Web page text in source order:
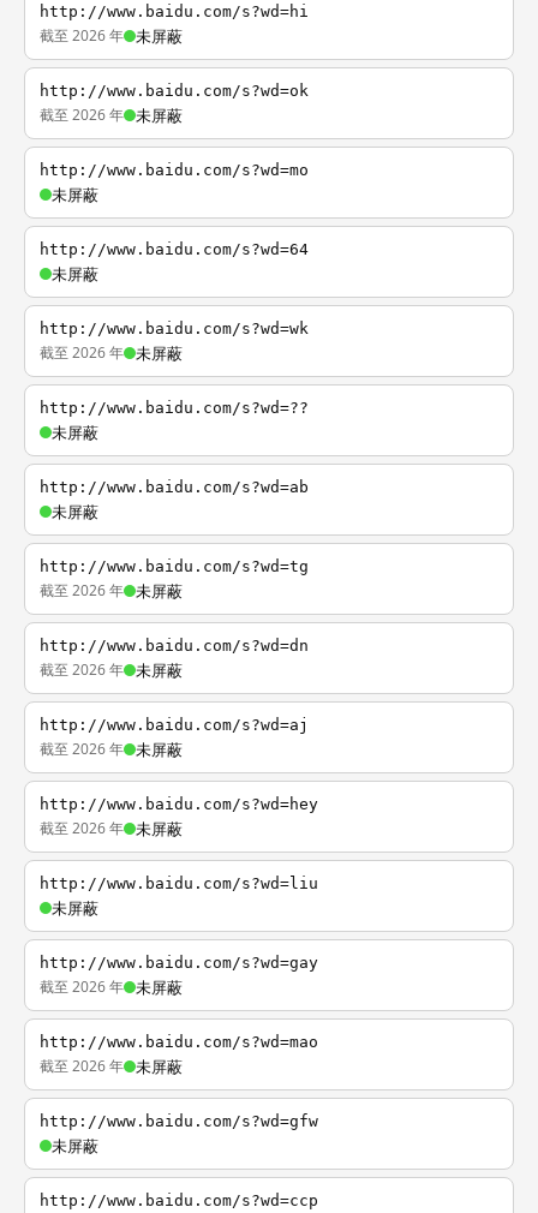
http://www.baidu.com/s?wd=hi
截至 2026 年 未屏蔽
http://www.baidu.com/s?wd=ok
截至 2026 年 未屏蔽
http://www.baidu.com/s?wd=mo
未屏蔽
http://www.baidu.com/s?wd=64
未屏蔽
http://www.baidu.com/s?wd=wk
截至 2026 年 未屏蔽
http://www.baidu.com/s?wd=??
未屏蔽
http://www.baidu.com/s?wd=ab
未屏蔽
http://www.baidu.com/s?wd=tg
截至 2026 年 未屏蔽
http://www.baidu.com/s?wd=dn
截至 2026 年 未屏蔽
http://www.baidu.com/s?wd=aj
截至 2026 年 未屏蔽
http://www.baidu.com/s?wd=hey
截至 2026 年 未屏蔽
http://www.baidu.com/s?wd=liu
未屏蔽
http://www.baidu.com/s?wd=gay
截至 2026 年 未屏蔽
http://www.baidu.com/s?wd=mao
截至 2026 年 未屏蔽
http://www.baidu.com/s?wd=gfw
未屏蔽
http://www.baidu.com/s?wd=ccp